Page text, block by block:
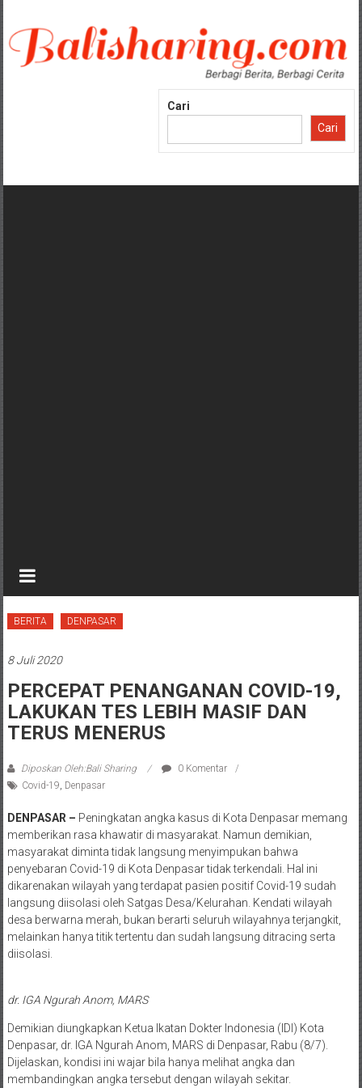
konten
Cari
Cari
BERITA DENPASAR
8 Juli 2020
PERCEPAT PENANGANAN COVID-19,
LAKUKAN TES LEBIH MASIF DAN
TERUS MENERUS
Diposkan Oleh:Bali Sharing
0 Komentar
Covid-19, Denpasar
DENPASAR – Peningkatan angka kasus di Kota Denpasar memang
memberikan rasa khawatir di masyarakat. Namun demikian,
masyarakat diminta tidak langsung menyimpukan bahwa
penyebaran Covid-19 di Kota Denpasar tidak terkendali. Hal ini
dikarenakan wilayah yang terdapat pasien positif Covid-19 sudah
langsung diisolasi oleh Satgas Desa/Kelurahan. Kendati wilayah
desa berwarna merah, bukan berarti seluruh wilayahnya terjangkit,
melainkan hanya titik tertentu dan sudah langsung ditracing serta
diisolasi.
dr. IGA Ngurah Anom, MARS
Demikian diungkapkan Ketua Ikatan Dokter Indonesia (IDI) Kota
Denpasar, dr. IGA Ngurah Anom, MARS di Denpasar, Rabu (8/7).
Dijelaskan, kondisi ini wajar bila hanya melihat angka dan
membandingkan angka tersebut dengan wilayah sekitar.